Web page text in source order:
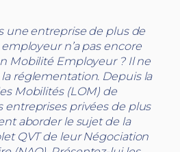
une entreprise de plus de
n’a pas encore
Mobilité Employeur ? Il ne
réglementation. Depuis la
Mobilités (LOM) de
entreprises privées de plus
aborder le sujet de la
QVT de leur Négociation